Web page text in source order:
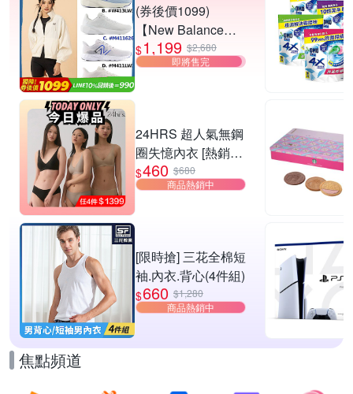
(券後價1099)
【New Balance】
慢跑鞋_女/中性_多
款任選
W3) (網路獨家款)
$1,199 $2,680
即將售完
24HRS 超人氣無鋼
圈失憶內衣 [熱銷好
評]
$460 $680
商品熱銷中
[限時搶] 三花全棉短
袖.內衣.背心(4件組)
$660 $1,280
商品熱銷中
焦點頻道